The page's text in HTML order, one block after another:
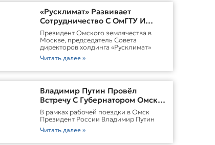
«Русклимат» Развивает
Сотрудничество С ОмГТУ И
Участвует В Обновлении
Городской Среды Омска
Президент Омского землячества в
Москве, председатель Совета
директоров холдинга «Русклимат»
Читать далее »
Владимир Путин Провёл
Встречу С Губернатором Омской
Области Виталием
ХоценкоИсточник
В рамках рабочей поездки в Омск
Президент России Владимир Путин
Читать далее »